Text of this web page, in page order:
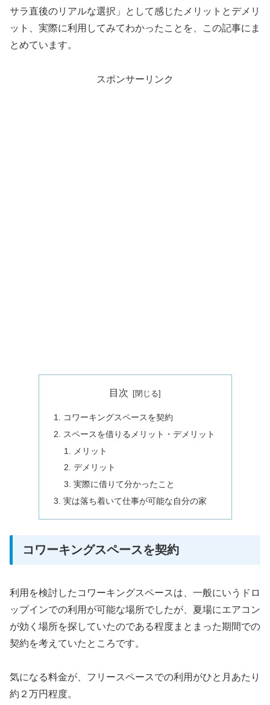
サラ直後のリアルな選択」として感じたメリットとデメリ
ット、実際に利用してみてわかったことを、この記事にま
とめています。
スポンサーリンク
目次
コワーキングスペースを契約
スペースを借りるメリット・デメリット
メリット
デメリット
実際に借りて分かったこと
実は落ち着いて仕事が可能な自分の家
コワーキングスペースを契約
利用を検討したコワーキングスペースは、一般にいうドロ
ップインでの利用が可能な場所でしたが、夏場にエアコン
が効く場所を探していたのである程度まとまった期間での
契約を考えていたところです。
気になる料金が、フリースペースでの利用がひと月あたり
約２万円程度。